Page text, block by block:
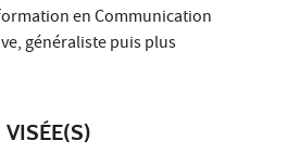
en Communication
généraliste puis plus